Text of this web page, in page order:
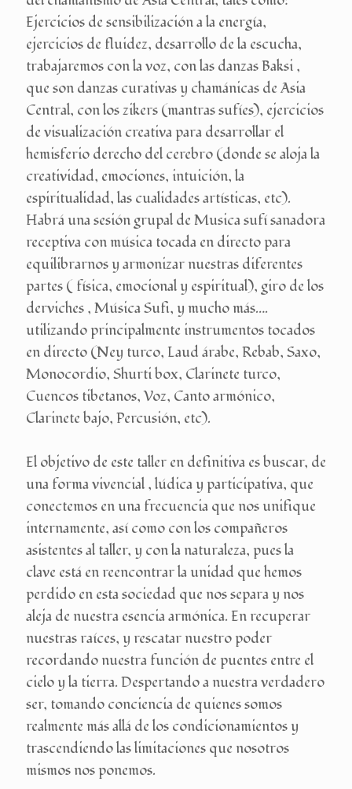
Ejercicios de sensibilización a la energía,
ejercicios de fluidez, desarrollo de la escucha,
trabajaremos con la voz, con las danzas Baksi ,
que son danzas curativas y chamánicas de Asia
Central, con los zikers (mantras sufíes), ejercicios
de visualización creativa para desarrollar el
hemisferio derecho del cerebro (donde se aloja la
creatividad, emociones, intuición, la
espiritualidad, las cualidades artísticas, etc).
Habrá una sesión grupal de Musica sufí sanadora
receptiva con música tocada en directo para
equilibrarnos y armonizar nuestras diferentes
partes ( física, emocional y espiritual), giro de los
derviches , Música Sufi, y mucho más….
utilizando principalmente instrumentos tocados
en directo (Ney turco, Laud árabe, Rebab, Saxo,
Monocordio, Shurti box, Clarinete turco,
Cuencos tibetanos, Voz, Canto armónico,
Clarinete bajo, Percusión, etc).
El objetivo de este taller en definitiva es buscar, de
una forma vivencial , lúdica y participativa, que
conectemos en una frecuencia que nos unifique
internamente, así como con los compañeros
asistentes al taller, y con la naturaleza, pues la
clave está en reencontrar la unidad que hemos
perdido en esta sociedad que nos separa y nos
aleja de nuestra esencia armónica. En recuperar
nuestras raíces, y rescatar nuestro poder
recordando nuestra función de puentes entre el
cielo y la tierra. Despertando a nuestra verdadero
ser, tomando conciencia de quienes somos
realmente más allá de los condicionamientos y
trascendiendo las limitaciones que nosotros
mismos nos ponemos.